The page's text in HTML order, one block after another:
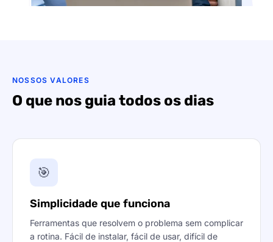
NOSSOS VALORES
O que nos guia todos os dias
🎯
Simplicidade que funciona
Ferramentas que resolvem o problema sem complicar
a rotina. Fácil de instalar, fácil de usar, difícil de